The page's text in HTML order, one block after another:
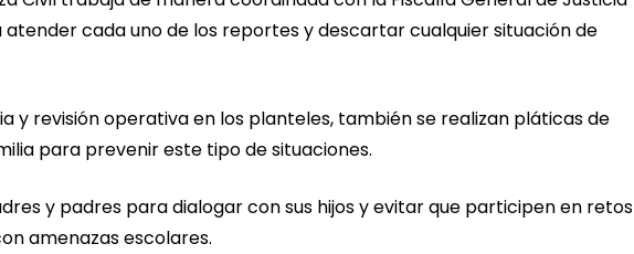
cada uno de los reportes y descartar cualquier situación de
y revisión operativa en los planteles, también se realizan pláticas de
para prevenir este tipo de situaciones.
y padres para dialogar con sus hijos y evitar que participen en retos
amenazas escolares.